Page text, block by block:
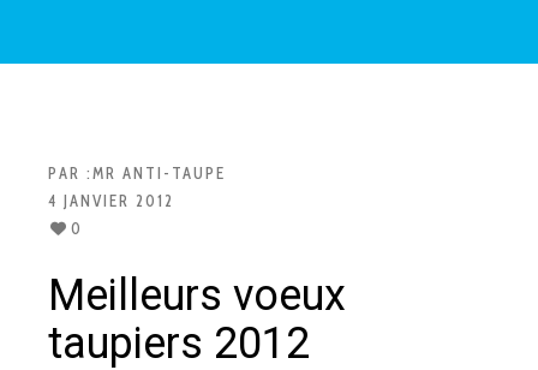
PAR :MR ANTI-TAUPE
4 JANVIER 2012
0
Meilleurs voeux
taupiers 2012